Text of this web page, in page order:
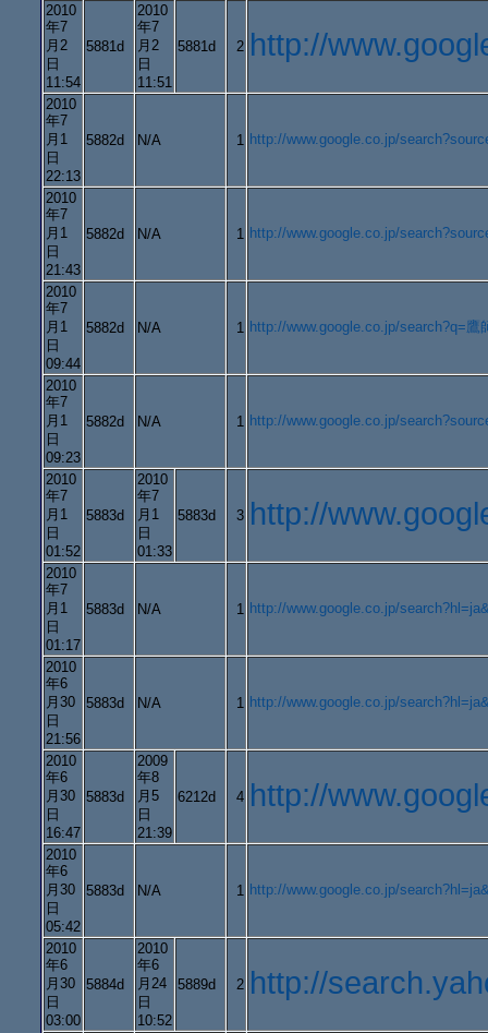
2010
年7
月2
日
11:54
5881d
2010
年7
月2
日
11:51
5881d 2 http://
2010
年7
月1
日
22:13
5882d N/A 1 http://www.google.co.jp/
2010
年7
月1
日
21:43
5882d N/A 1 http://www.google.co.jp/
2010
年7
月1
日
09:44
5882d N/A 1 http://www.google.co.jp/search?q=
2010
年7
月1
日
09:23
5882d N/A 1 http://www.google.co.jp/
2010
年7
月1
日
01:52
5883d
2010
年7
月1
日
01:33
5883d 3 http://
2010
年7
月1
日
01:17
5883d N/A 1 http://www.google.co.jp/
2010
年6
月30
日
21:56
5883d N/A 1 http://www.google.co.jp/
2010
年6
月30
日
16:47
5883d
2009
年8
月5
日
21:39
6212d 4 http://
2010
年6
月30
日
05:42
5883d N/A 1 http://www.google.co.jp/
2010
年6
月30
日
03:00
5884d
2010
年6
月24
日
10:52
5889d 2 http://